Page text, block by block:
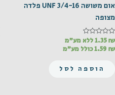
אום משושה UNF 3/4-16 פלדה
מצופה
דורג
מתוך
1.35₪
ללא מע"מ
1.59 ₪ כולל מע"מ
הוספה לסל